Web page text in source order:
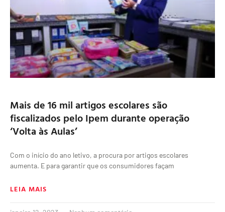
Mais de 16 mil artigos escolares são
fiscalizados pelo Ipem durante operação
‘Volta às Aulas’
Com o início do ano letivo, a procura por artigos escolares
aumenta. E para garantir que os consumidores façam
LEIA MAIS